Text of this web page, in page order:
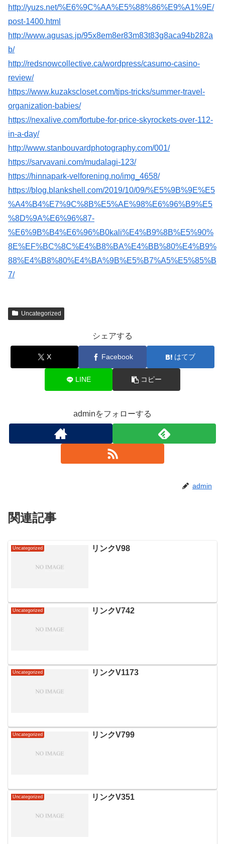
http://yuzs.net/%E6%9C%AA%E5%88%86%E9%A1%9E/
post-1400.html
http://www.agusas.jp/95x8em8er83m83t83g8aca94b282a
b/
http://redsnowcollective.ca/wordpress/casumo-casino-
review/
https://www.kuzakscloset.com/tips-tricks/summer-travel-
organization-babies/
https://nexalive.com/fortube-for-price-skyrockets-over-112-
in-a-day/
http://www.stanbouvardphotography.com/001/
https://sarvavani.com/mudalagi-123/
https://hinnapark-velforening.no/img_4658/
https://blog.blankshell.com/2019/10/09/%E5%9B%9E%E5
%A4%B4%E7%9C%8B%E5%AE%98%E6%96%B9%E5
%8D%9A%E6%96%87-
%E6%9B%B4%E6%96%B0kali%E4%B9%8B%E5%90%
8E%EF%BC%8C%E4%B8%BA%E4%BB%80%E4%B9%
88%E4%B8%80%E4%BA%9B%E5%B7%A5%E5%85%B
7/
Uncategorized
シェアする
X Facebook はてブ
LINE コピー
adminをフォローする
admin
関連記事
Uncategorized リンクV98
Uncategorized リンクV742
Uncategorized リンクV1173
Uncategorized リンクV799
Uncategorized リンクV351